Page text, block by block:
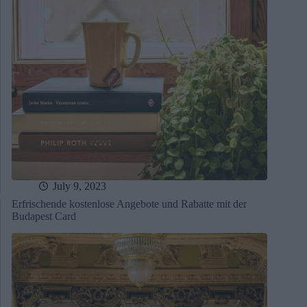
July 9, 2023
Erfrischende kostenlose Angebote und Rabatte mit der
Budapest Card